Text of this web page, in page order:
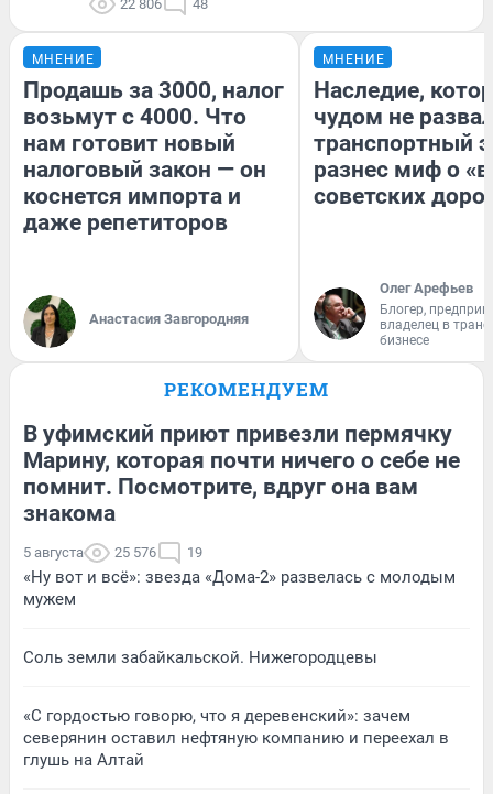
22 806 48
МНЕНИЕ
Продашь за 3000, налог
возьмут с 4000. Что
нам готовит новый
налоговый закон — он
коснется импорта и
даже репетиторов
Анастасия Завгородняя
МНЕНИЕ
Наследие,
чудом не
транспортный
разнес миф о
советских
Олег Арефьев
Блогер,
владелец в
бизнесе
РЕКОМЕНДУЕМ
В уфимский приют привезли пермячку
Марину, которая почти ничего о себе не
помнит. Посмотрите, вдруг она вам
знакома
5 августа 25 576 19
«Ну вот и всё»: звезда «Дома-2» развелась с молодым
мужем
Соль земли забайкальской. Нижегородцевы
«С гордостью говорю, что я деревенский»: зачем
северянин оставил нефтяную компанию и переехал в
глушь на Алтай